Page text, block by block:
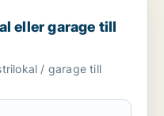
till salu i Stockholms län
eller garage till
/ garage till